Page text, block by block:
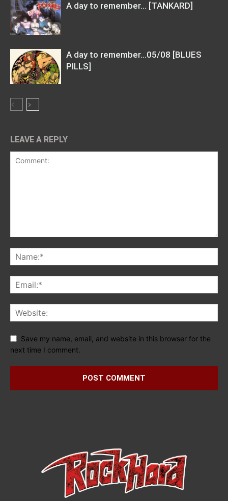
A day to remember… [TANKARD]
A day to remember…05/08 [BLUES
PILLS]
LEAVE A REPLY
Save my name, email, and website in this browser for the
next time I comment.